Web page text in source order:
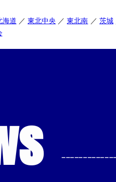
海道 東北中央 東北南 茨城